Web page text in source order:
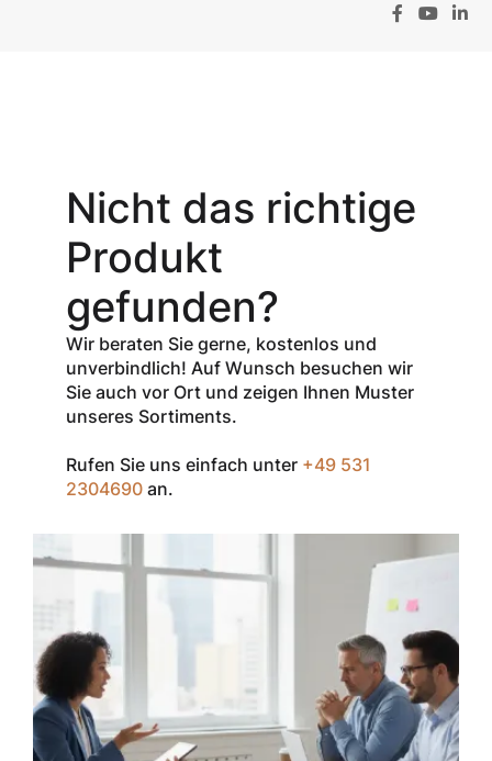
Gutschein-Code
INSPEC30
erhalten Sie
% Rabattauf
den Netto-
Verkaufspreis
aller Produkte
der Marke
InSpec von
Redditch
Zum Einlösen
geben Sie den
an der Kasse
ein.
nur einmal pro
Kunde
einsetzbar und
nicht
kombinierbar mit
Nicht das richtige
Produkt
gefunden?
Wir beraten Sie gerne, kostenlos und
unverbindlich! Auf Wunsch besuchen wir
Sie auch vor Ort und zeigen Ihnen Muster
unseres Sortiments.
Rufen Sie uns einfach unter +49 531
2304690 an.